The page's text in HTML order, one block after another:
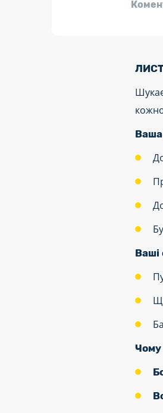
Ваша
Ваші
Чому